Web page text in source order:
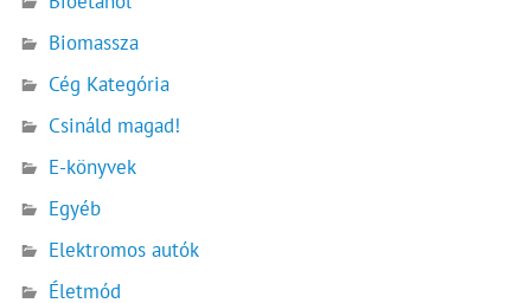
Biomassza
Cég Kategória
Csináld magad!
E-könyvek
Egyéb
Elektromos autók
Életmód